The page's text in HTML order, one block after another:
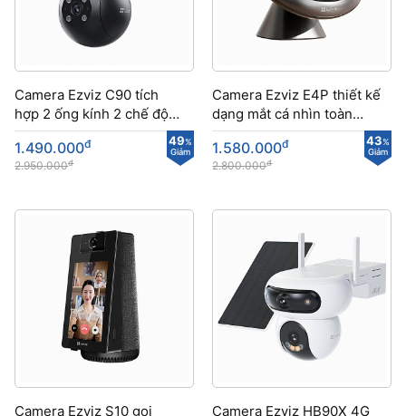
Camera Ezviz C90 tích
hợp 2 ống kính 2 chế độ
tuần tra tự động
49%
Giảm
1.490.000đ
2.950.000đ
Camera Ezviz E4P thiết kế
dạng mắt cá nhìn toàn
cảnh
43%
Giảm
1.580.000đ
2.800.000đ
Camera Ezviz S10 gọi
Camera Ezviz HB90X 4G